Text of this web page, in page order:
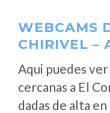
WEBCAMS
CHIRIVEL –
Aqui puedes ver
cercanas a El
dadas de alta